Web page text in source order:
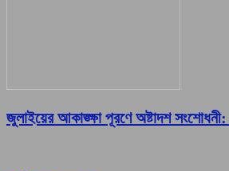
জুলাইয়ের আকাঙ্ক্ষা পূরণে অষ্টাদশ সংশোধনী: